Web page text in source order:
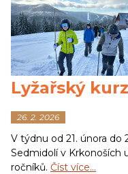
Lyžařský
26. 2. 2026
V týdnu od 21. února do
Sedmidolí v Krkonoších
ročníků. Číst více…